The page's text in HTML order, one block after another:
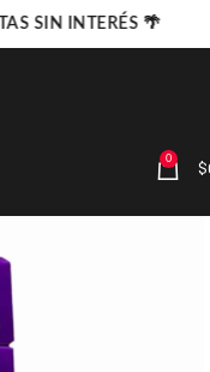
0 $
SIN INTERÉS 🌴